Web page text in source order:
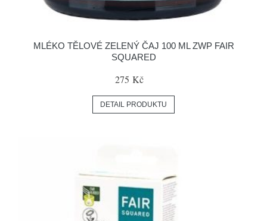
MLÉKO TĚLOVÉ ZELENÝ ČAJ 100 ML ZWP FAIR
SQUARED
275 Kč
DETAIL PRODUKTU